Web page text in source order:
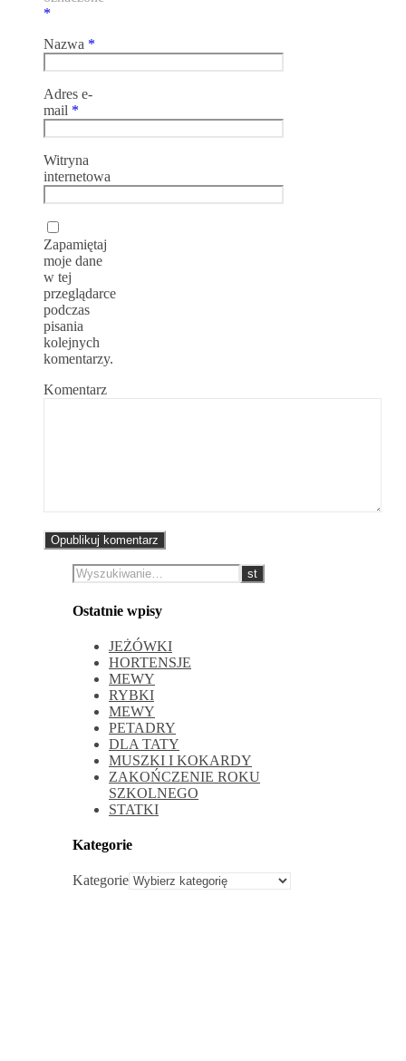
*
Nazwa *
Adres e-
mail *
Witryna
internetowa
Zapamiętaj
moje dane
w tej
przeglądarce
podczas
pisania
kolejnych
komentarzy.
Komentarz
Ostatnie wpisy
JEŻÓWKI
HORTENSJE
MEWY
RYBKI
MEWY
PETADRY
DLA TATY
MUSZKI I KOKARDY
ZAKOŃCZENIE ROKU
SZKOLNEGO
STATKI
Kategorie
Kategorie